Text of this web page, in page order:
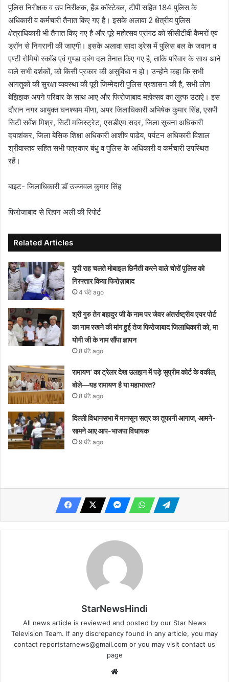
पुलिस निरीक्षक व उप निरीक्षक, हैंड काॅस्टेबल, टीपी सहित 184 पुलिस के
अधिकारी व कर्मचारी तैनात किए गए है। इसके अलावा 2 क्षेत्रीय पुलिस
क्षेत्राधिकारी भी तैनात किए गए है और पूरे महोत्सव प्रांगढ को सीसीटीवी कैमरों एवं
ड्राॅन से निगरानी की जाएगी। इसके अलावा सादा ड्रेस में पुलिस बल के जवान व
एण्टी रोमियो स्काॅड एवं गुण्डा दबंग दल तैनात किए गए है, ताकि परिवार के साथ आने
वाले सभी दर्शकों, को किसी प्रकार की असुविधा न हो। उन्होने कहा कि सभी
आंगतुकों की सुरक्षा व्यवस्था की पूरी जिम्मेदारी पुलिस प्रशासन की है, सभी लोग
बेझिझक अपने परिवार के साथ आए और फिरोजाबाद महोत्सव का लुत्फ उठाऐ। इस
दौरान नगर आयुक्त घनश्याम मीणा, अपर जिलाधिकारी अभिषेक कुमार सिंह, एसपी
सिटी सर्वेश मिश्र, सिटी मजिस्ट्रेट, एसडीएम सदर, जिला सूचना अधिकारी
दयाशंकर, जिला बेसिक शिक्षा अधिकारी आशीष पाडेय, पर्यटन अधिकारी विशाल
श्रीवास्तव सहित सभी पत्रकार बंधु व पुलिस के अधिकारी व कर्मचारी उपस्थित
रहें।
बाइट- जिलाधिकारी डॉ उज्जवल कुमार सिंह
फिरोजाबाद से रिहान अली की रिपोर्ट
Related Articles
यूपी राह चलते मोबाइल छिनैती करने वाले चोरों पुलिस को
गिरफ्तार किया फिरोज़ाबाद
4 घंटे ago
श्री गुरु तेग बहादुर जी के नाम पर जेवर अंतर्राष्ट्रीय एयर पोर्ट
का नाम रखने की मांग हुई तेज फिरोजाबाद जिलाधिकारी को, मा
योगी जी के नाम सौंपा ज्ञापन
8 घंटे ago
रामायण’ का ट्रेलर देख उलझन में पड़े सुप्रीम कोर्ट के वकील,
बोले—यह रामायण है या महाभारत?
8 घंटे ago
दिल्ली विधानसभा में मानसून सत्र का तूफानी आगाज, आमने-
सामने आए आप-भाजपा विधायक
9 घंटे ago
StarNewsHindi
All news article is reviewed and posted by our Star News
Television Team. If any discrepancy found in any article, you may
contact reportstarnews@gmail.com or you may visit contact us
page